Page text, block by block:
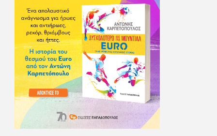
και διατήρησε μια καλή σχέση με την οικογένεια του, την
οποία αισθάνεται πως διάφορες φορές έφερε σε δύσκολη
θέση. Κείμενο με την υπογραφή του πρωτοδημοσιεύτηκε στο
Φίλαθλο το 1992. Επέστρεψε οριστικά στην Ελλάδα το 1998,
δούλεψε για πολλούς (αφού δυσκολεύεται να πει όχι), και
κάποιοι, αν όχι και όλοι, τον πλήρωσαν κι έμειναν και
ευχαριστημένοι από τη συνεργασία. Σήμερα πλέον εργάζεται
στον Sport Fm (όπου έχει κλείσει εικοσαετία) και στη
Sportday. Επαίρεται ότι λίγοι έχουν δει περισσότερο
ποδόσφαιρο από τον ίδιο και θεωρεί τον εαυτό του τυχερό
γιατί είναι μέλος της γενιάς που απόλαυσε τους μεγαλύτερους
σε όλα τα σπορ. Δεν είναι παντρεμένος, αλλά θαυμάζει όσους
βρίσκουν το κουράγιο να το κάνουν. Αντίθετα από πολλούς
φίλους του δεν πληρώνει διατροφές. Ελπίζει ότι δεν έχει
παιδιά. Απειλεί ότι θα γράφει όσο υπάρχουν άνθρωποι που